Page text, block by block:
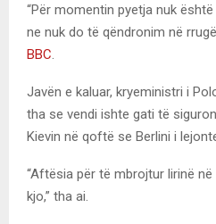
“Për momentin pyetja nuk
ne nuk do të qëndronim në
BBC
Javën e kaluar, kryeministri i
tha se vendi ishte gati të
Kievin në qoftë se Berlini i
“Aftësia për të mbrojtur lirinë
kjo,” tha ai.